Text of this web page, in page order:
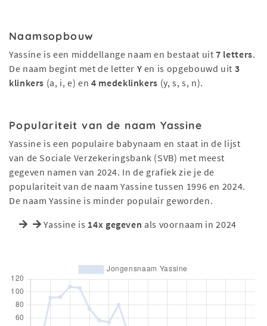
Naamsopbouw
Yassine is een middellange naam en bestaat uit7 letters.
De naam begint met de letter Y en is opgebouwd uit 3
klinkers (a, i, e) en4 medeklinkers (y, s, s, n).
Populariteit van de naam Yassine
Yassine is een populaire babynaam en staat in de lijst
van de Sociale Verzekeringsbank (SVB) met meest
gegeven namen van 2024. In de grafiek zie je de
populariteit van de naam Yassine tussen 1996 en 2024.
De naam Yassine is minder populair geworden.
Yassine is 14x gegeven als voornaam in 2024